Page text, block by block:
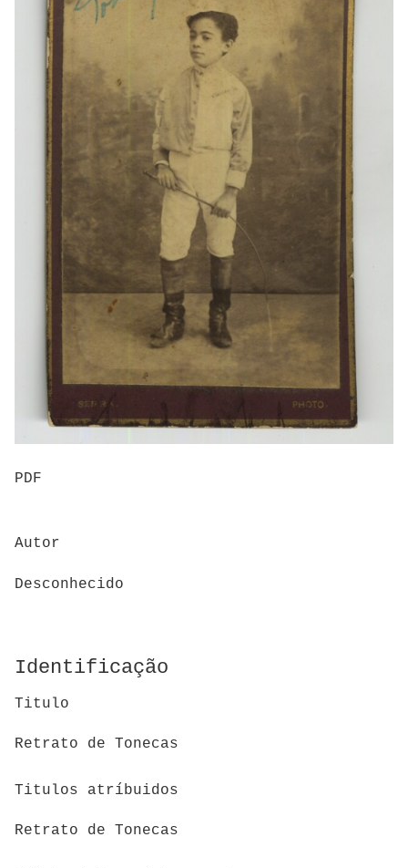
PDF
Autor
Desconhecido
Identificação
Titulo
Retrato de Tonecas
Titulos atríbuidos
Retrato de Tonecas